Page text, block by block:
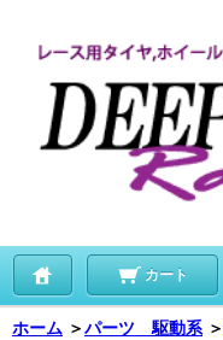
カート
ホーム ＞パーツ 駆動系 ＞